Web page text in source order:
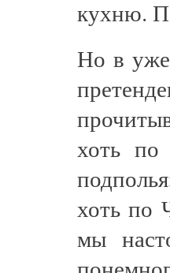
кухню.
Но в
хоть по
хоть по
мы